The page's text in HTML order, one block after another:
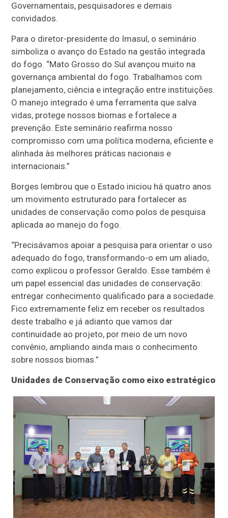
Governamentais, pesquisadores e demais
convidados.
Para o diretor-presidente do Imasul, o seminário
simboliza o avanço do Estado na gestão integrada
do fogo. “Mato Grosso do Sul avançou muito na
governança ambiental do fogo. Trabalhamos com
planejamento, ciência e integração entre instituições.
O manejo integrado é uma ferramenta que salva
vidas, protege nossos biomas e fortalece a
prevenção. Este seminário reafirma nosso
compromisso com uma política moderna, eficiente e
alinhada às melhores práticas nacionais e
internacionais.”
Borges lembrou que o Estado iniciou há quatro anos
um movimento estruturado para fortalecer as
unidades de conservação como polos de pesquisa
aplicada ao manejo do fogo.
“Precisávamos apoiar a pesquisa para orientar o uso
adequado do fogo, transformando-o em um aliado,
como explicou o professor Geraldo. Esse também é
um papel essencial das unidades de conservação:
entregar conhecimento qualificado para a sociedade.
Fico extremamente feliz em receber os resultados
deste trabalho e já adianto que vamos dar
continuidade ao projeto, por meio de um novo
convênio, ampliando ainda mais o conhecimento
sobre nossos biomas.”
Unidades de Conservação como eixo estratégico